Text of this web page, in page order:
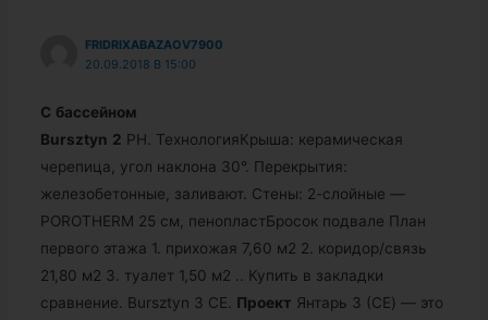
FRIDRIXABAZAOV7900
20.09.2018 В 15:00
С бассейном
Bursztyn 2 PH. ТехнологияКрыша: керамическая
черепица, угол наклона 30°. Перекрытия:
железобетонные, заливают. Стены: 2-слойные —
POROTHERM 25 см, пенопластБросок подвале План
первого этажа 1. прихожая 7,60 м2 2. коридор/связь
21,80 м2 3. туалет 1,50 м2 .. Купить в закладки
сравнение. Bursztyn 3 CE. Проект Янтарь 3 (CE) — это